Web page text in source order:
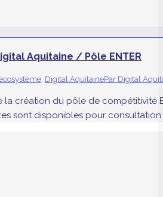
Aquitaine / Pôle ENTER
Digital AquitainePar Digital
la création du pôle de compétitivité
sont disponibles pour